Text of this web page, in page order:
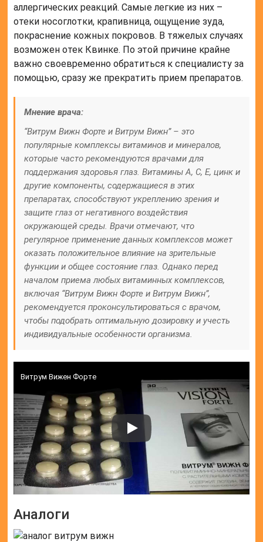
аллергических реакций. Самые легкие из них –
отеки носоглотки, крапивница, ощущение зуда,
покраснение кожных покровов. В тяжелых случаях
возможен отек Квинке. По этой причине крайне
важно своевременно обратиться к специалисту за
помощью, сразу же прекратить прием препаратов.
Мнение врача:
“Витрум Вижн Форте и Витрум Вижн” – это
популярные комплексы витаминов и минералов,
которые часто рекомендуются врачами для
поддержания здоровья глаз. Витамины А, С, Е, цинк и
другие компоненты, содержащиеся в этих
препаратах, способствуют укреплению зрения и
защите глаз от негативного воздействия
окружающей среды. Врачи отмечают, что
регулярное применение данных комплексов может
оказать положительное влияние на зрительные
функции и общее состояние глаз. Однако перед
началом приема любых витаминных комплексов,
включая “Витрум Вижн Форте и Витрум Вижн”,
рекомендуется проконсультироваться с врачом,
чтобы подобрать оптимальную дозировку и учесть
индивидуальные особенности организма.
Витрум Вижен Форте
Аналоги